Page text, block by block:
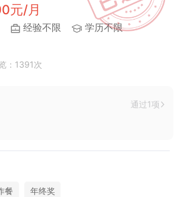
元/月
经验不限
学历不限
：1391次
通过1项
餐 年终奖